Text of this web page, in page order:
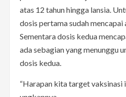
atas 12 tahun hingga lansia.
dosis pertama sudah
Sementara dosis kedua
ada sebagian yang menunggu
dosis kedua.
“Harapan kita target vaksinasi